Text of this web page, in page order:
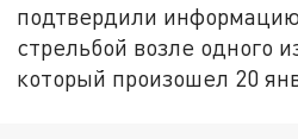
подтвердили
стрельбой возле одного
который произошел 20